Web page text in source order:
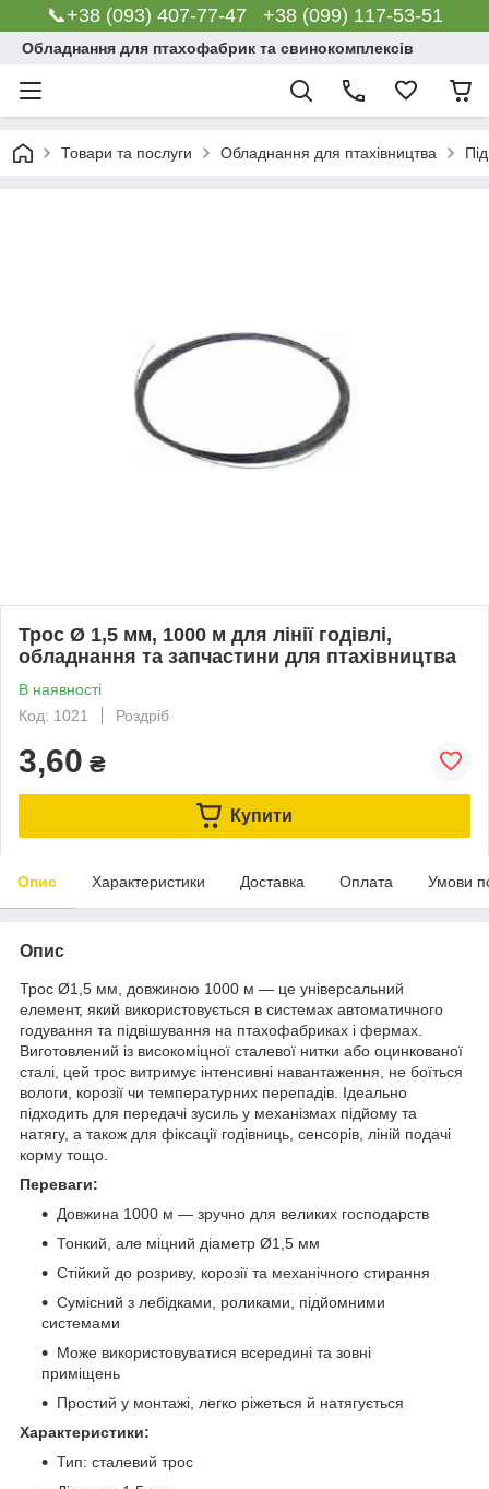
📞+38 (093) 407-77-47 +38 (099) 117-53-51
Обладнання для птахофабрик та свинокомплексів
Товари та послуги Обладнання для птахівництва
Трос Ø 1,5 мм, 1000 м для лінії годівлі,
обладнання та запчастини для птахівництва
В наявності
Код: 1021
Роздріб
3,60 ₴
Купити
Опис Характеристики Доставка Оплата Умови
Опис
Трос Ø1,5 мм, довжиною 1000 м — це універсальний
елемент, який використовується в системах автоматичного
годування та підвішування на птахофабриках і фермах.
Виготовлений із високоміцної сталевої нитки або оцинкованої
сталі, цей трос витримує інтенсивні навантаження, не боїться
вологи, корозії чи температурних перепадів. Ідеально
підходить для передачі зусиль у механізмах підйому та
натягу, а також для фіксації годівниць, сенсорів, ліній подачі
корму тощо.
Переваги:
Довжина 1000 м — зручно для великих господарств
Тонкий, але міцний діаметр Ø1,5 мм
Стійкий до розриву, корозії та механічного стирання
Сумісний з лебідками, роликами, підйомними
системами
Може використовуватися всередині та зовні
приміщень
Простий у монтажі, легко ріжеться й натягується
Характеристики:
Тип: сталевий трос